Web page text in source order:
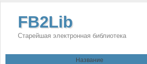
FB2Lib
Старейшая электронная библиотека
Название